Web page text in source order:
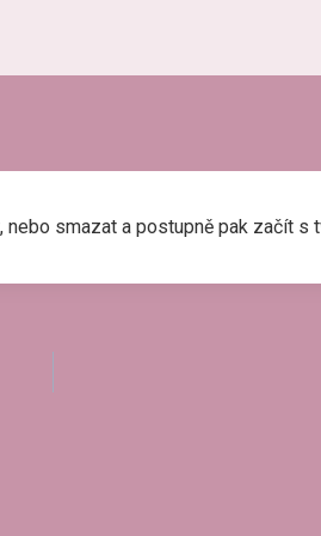
smazat a postupně pak začít s